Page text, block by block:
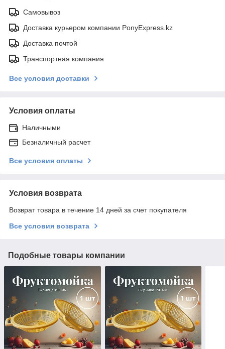
Самовывоз
Доставка курьером компании PonyExpress.kz
Доставка почтой
Транспортная компания
Все условия доставки
Условия оплаты
Наличными
Безналичный расчет
Все условия оплаты
Условия возврата
Возврат товара в течение 14 дней за счет покупателя
Все условия возврата
Подобные товары компании